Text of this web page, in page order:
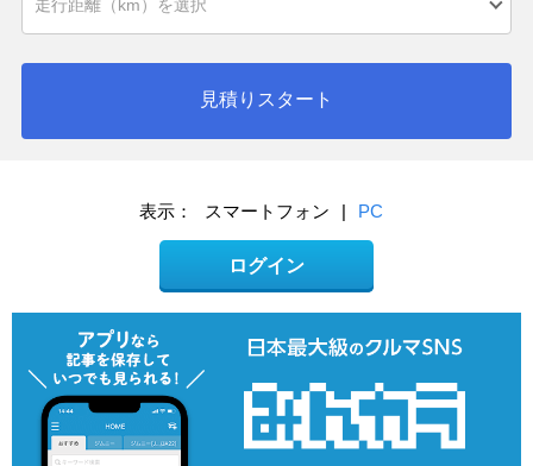
見積りスタート
表示： スマートフォン | PC
ログイン